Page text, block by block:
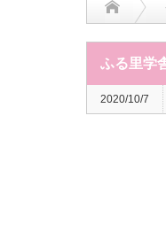
ふる里学
2020/10/7